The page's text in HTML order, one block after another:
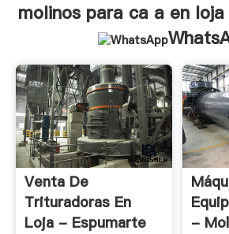
molinos para ca a en
Venta De
Trituradoras En
Loja - Espumarte
-